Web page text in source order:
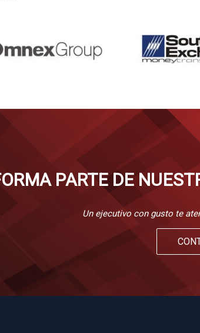
PARTE DE
Un ejecutivo con gusto te